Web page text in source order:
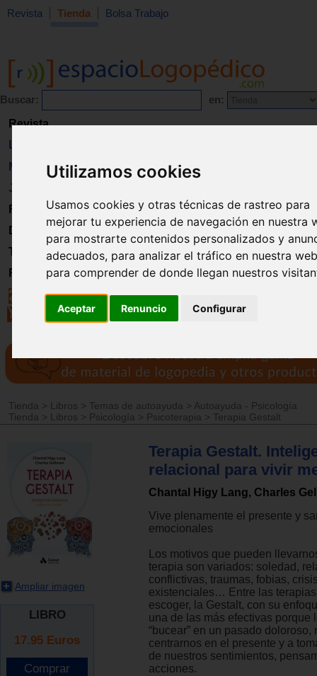
Utilizamos cookies
Usamos cookies y otras técnicas de rastreo para
mejorar tu experiencia de navegación en nuestra
para mostrarte contenidos personalizados y
adecuados, para analizar el tráfico en nuestra
para comprender de donde llegan nuestros
Aceptar Renuncio Configurar
Revista Tienda Bolsa Trabajo
Buscar: en:
Revista
Libros
Material
Juguetes
Formación
Directorio
Trabajo
Registro
Tienda > Libros > Temas de autoayuda > Autoayuda - Psicología
Tienda
> Libros > Psicología > Psicoterapia > Terapia Gestalt
Ampliar imagen
LIBRO
17.95 Euros
Terapia Gestalt.
relacional para vivir
Chantal Higy Lang, Charles
Vive plenamente el presente y
emocionales
Los motivos que pueden
terapia son variados: soledad,
conflictivas, traumas, fobias,
existenciales… Entre las
escoger, la Gestalt, con su
una de las más efectivas porque
“bucear” en un pasado doloroso,
centrarnos en el presente y a
de nuestros sentimientos,
acciones.